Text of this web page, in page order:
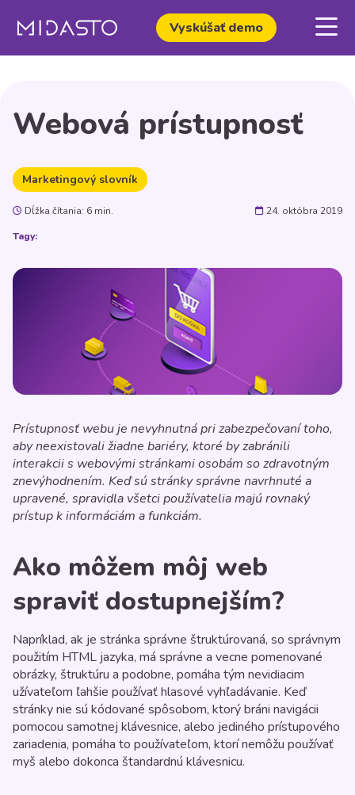
Vyskúšať demo
Webová prístupnosť
Marketingový slovník
Dĺžka čítania: 6 min.
24. októbra 2019
Tagy:
Prístupnosť webu je nevyhnutná pri zabezpečovaní toho,
aby neexistovali žiadne bariéry, ktoré by zabránili
interakcii s webovými stránkami osobám so zdravotným
znevýhodnením. Keď sú stránky správne navrhnuté a
upravené, spravidla všetci používatelia majú rovnaký
prístup k informáciám a funkciám.
Ako môžem môj web
spraviť dostupnejším?
Napríklad, ak je stránka správne štruktúrovaná, so správnym
použitím HTML jazyka, má správne a vecne pomenované
obrázky, štruktúru a podobne, pomáha tým nevidiacim
užívateľom ľahšie používať hlasové vyhľadávanie. Keď
stránky nie sú kódované spôsobom, ktorý bráni navigácii
pomocou samotnej klávesnice, alebo jediného prístupového
zariadenia, pomáha to používateľom, ktorí nemôžu používať
myš alebo dokonca štandardnú klávesnicu.